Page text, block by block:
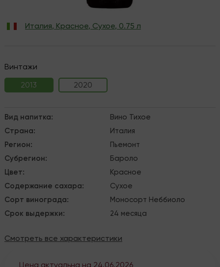
Италия, Красное, Сухое, 0.75 л
Винтажи
2013
2020
Вид напитка: Вино Тихое
Страна:
Италия
Регион:
Пьемонт
Субрегион:
Бароло
Цвет:
Красное
Содержание сахара:
Сухое
Сорт винограда: Моносорт Неббиоло
Срок выдержки: 24 месяца
Смотреть все характеристики
Цена актуальна на 24.06.2026